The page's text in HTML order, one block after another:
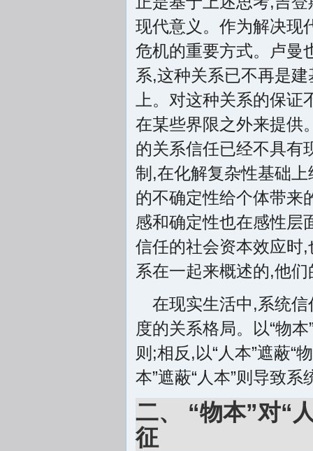
现代意义。作为解决现
危机的重要方式。卢曼
系,这种关系已不再是
上。对这种关系的保
在某些界限之外来提供
的关系信任已经不具有
制,在化解复杂性基础
的不确定性给个体带来
感和确定性也在感性层
信任的社会资本效应时
系在一起来概述的,他
在现实生活中,系统信
度的关系格局。以“物
则;相反,以“人本”遮蔽“
本”遮蔽“人本”则导致
二、 “物本”对“
征